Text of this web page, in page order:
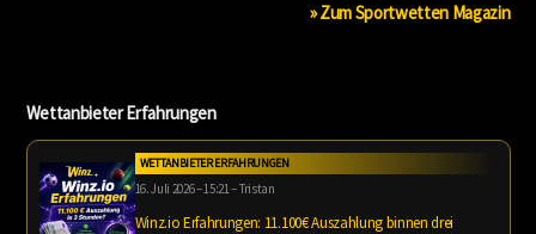
» Zum Sportwetten Magazin
Wettanbieter Erfahrungen
WETTANBIETER ERFAHRUNGEN
16. Juli 2026 – 15:21 – Tristan
Winz.io Erfahrungen: 11.100€ Auszahlung binnen drei